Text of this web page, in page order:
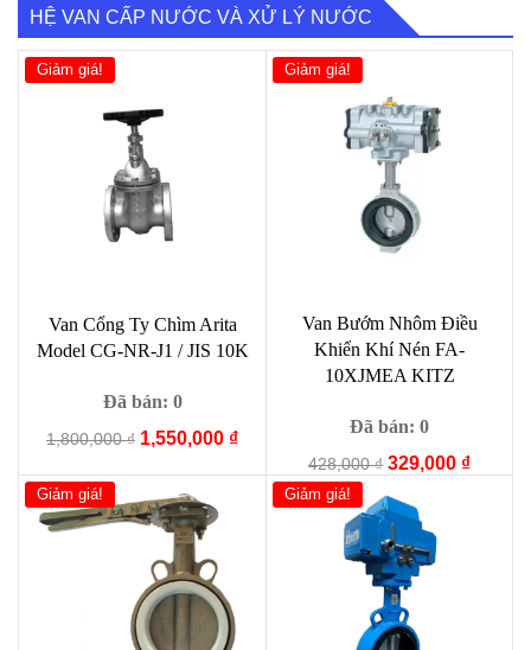
là:
8,900,000 ₫.
tại
là:
6,980,000 ₫.
là:
3,990,000 ₫.là:
HỆ VAN CẤP NƯỚC VÀ XỬ LÝ NƯỚC
Giảm giá!
Van Cổng Ty Chìm Arita
Model CG-NR-J1 / JIS 10K
Đã bán: 0
1,800,000₫ Giá
1,800,000 ₫.
1,550,000 ₫Giá
Giảm giá!
Van Bướm Nhôm Điều
Khiển Khí Nén FA-
10XJMEA KITZ
Đã bán: 0
428,000₫ Giá
là:
428,000 ₫.
329,000 ₫Giá
Giảm giá! Giảm giá!